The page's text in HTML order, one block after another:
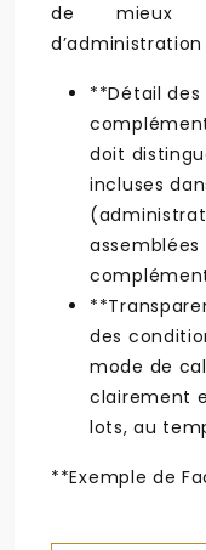
de mieux
**Détail
doit
incluses
des
mode de
clairement
lots, au
**Exemple de